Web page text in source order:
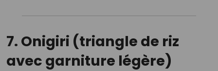
7. Onigiri (triangle de riz
avec garniture légère)